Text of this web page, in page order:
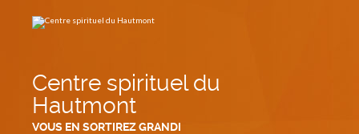
contenu.
Centre spirituel du
Hautmont
VOUS EN SORTIREZ GRANDI